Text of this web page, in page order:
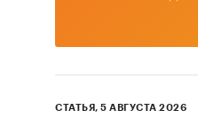
СТАТЬЯ, 5 АВГУСТА 2026